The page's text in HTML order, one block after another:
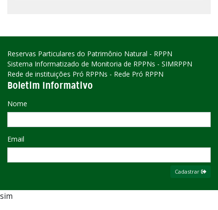
Reservas Particulares do Patrimônio Natural - RPPN
Sistema Informatizado de Monitoria de RPPNs - SIMRPPN
Rede de instituições Pró RPPNs - Rede Pró RPPN
Boletim Informativo
Nome
Email
Cadastrar
sim